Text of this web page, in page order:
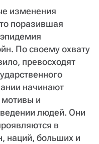
изменения
поразившая
По своему охвату
превосходят
начинают
и
людей. Они
в
наций, больших и